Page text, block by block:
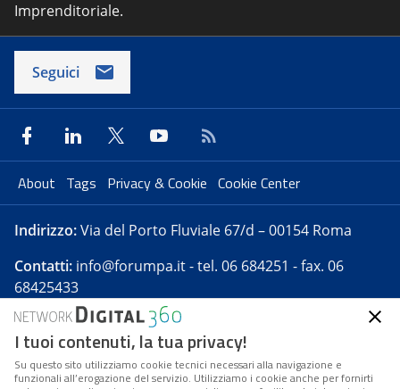
Imprenditoriale.
Seguici
About Tags Privacy & Cookie Cookie Center
Indirizzo:Via del Porto Fluviale 67/d – 00154 Roma
Contatti: info@forumpa.it- tel. 06 684251 - fax. 06
68425433
Forumpa.itè una pubblicazione telematica iscritta
presso Registro della stampa del Tribunale di Roma -
Reg. n. 182 del 2 maggio 2008 - Direttore resp. Michela
I tuoi contenuti, la tua privacy!
Su questo sito utilizziamo cookie tecnici necessari alla navigazione e
funzionali all’erogazione del servizio. Utilizziamo i cookie anche per fornirti